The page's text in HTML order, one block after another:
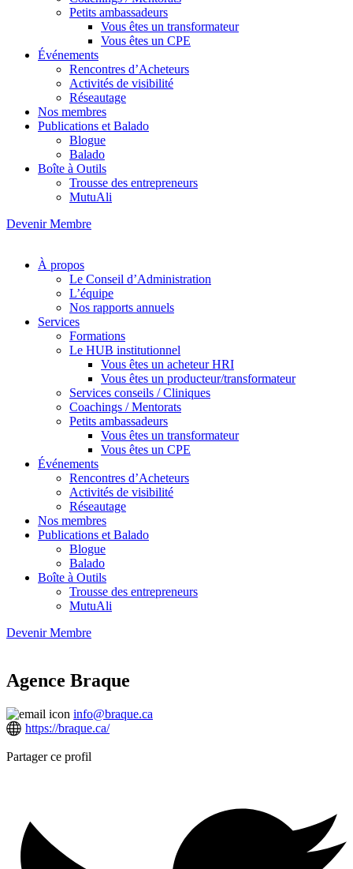
Petits ambassadeurs
Vous êtes un transformateur
Vous êtes un CPE
Événements
Rencontres d’Acheteurs
Activités de visibilité
Réseautage
Nos membres
Publications et Balado
Blogue
Balado
Boîte à Outils
Trousse des entrepreneurs
MutuAli
Devenir Membre
À propos
Le Conseil d’Administration
L’équipe
Nos rapports annuels
Services
Formations
Le HUB institutionnel
Vous êtes un acheteur HRI
Vous êtes un producteur/transformateur
Services conseils / Cliniques
Coachings / Mentorats
Petits ambassadeurs
Vous êtes un transformateur
Vous êtes un CPE
Événements
Rencontres d’Acheteurs
Activités de visibilité
Réseautage
Nos membres
Publications et Balado
Blogue
Balado
Boîte à Outils
Trousse des entrepreneurs
MutuAli
Devenir Membre
Agence Braque
info@braque.ca
https://braque.ca/
Partager ce profil